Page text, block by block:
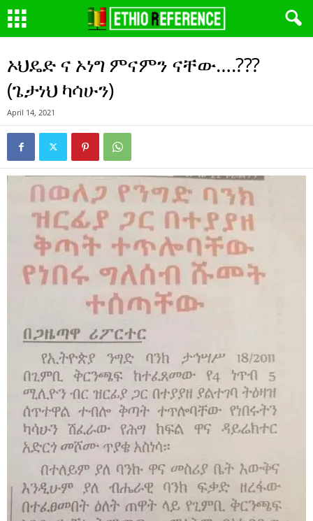
ኦህዴድ ና ኦነግ ምናምን ናቸው….???
(ጌታነህ ካሳሁን)
April 14, 2021